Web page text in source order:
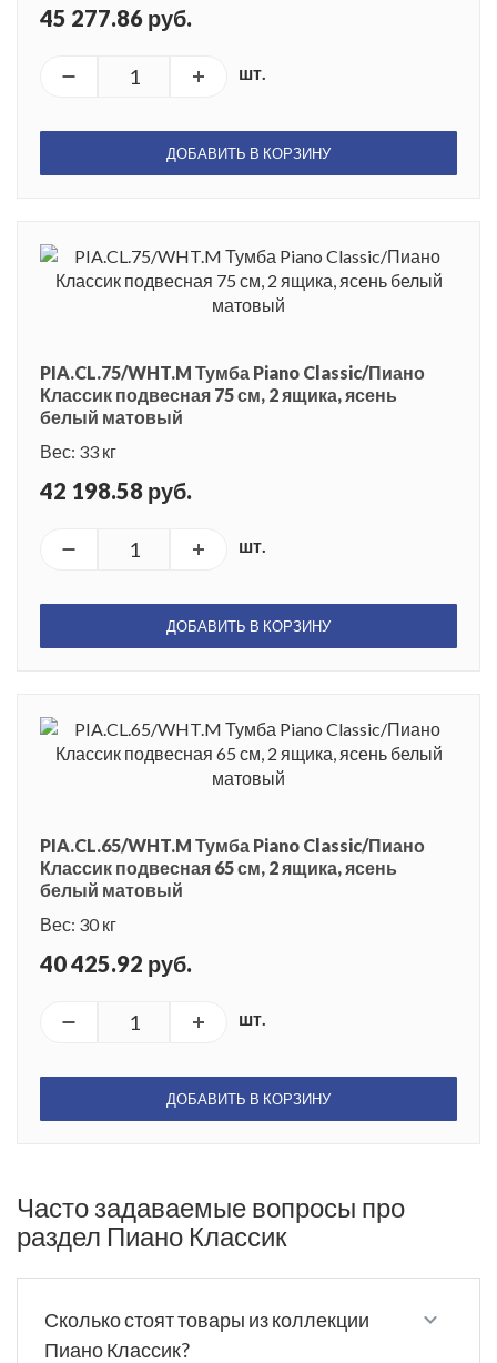
45 277.86 руб.
шт.
ДОБАВИТЬ В КОРЗИНУ
PIA.CL.75/WHT.M Тумба Piano Classic/Пиано
Классик подвесная 75 см, 2 ящика, ясень
белый матовый
Вес: 33 кг
42 198.58 руб.
шт.
ДОБАВИТЬ В КОРЗИНУ
PIA.CL.65/WHT.M Тумба Piano Classic/Пиано
Классик подвесная 65 см, 2 ящика, ясень
белый матовый
Вес: 30 кг
40 425.92 руб.
шт.
ДОБАВИТЬ В КОРЗИНУ
Часто задаваемые вопросы про
раздел Пиано Классик
Сколько стоят товары из коллекции
Пиано Классик?